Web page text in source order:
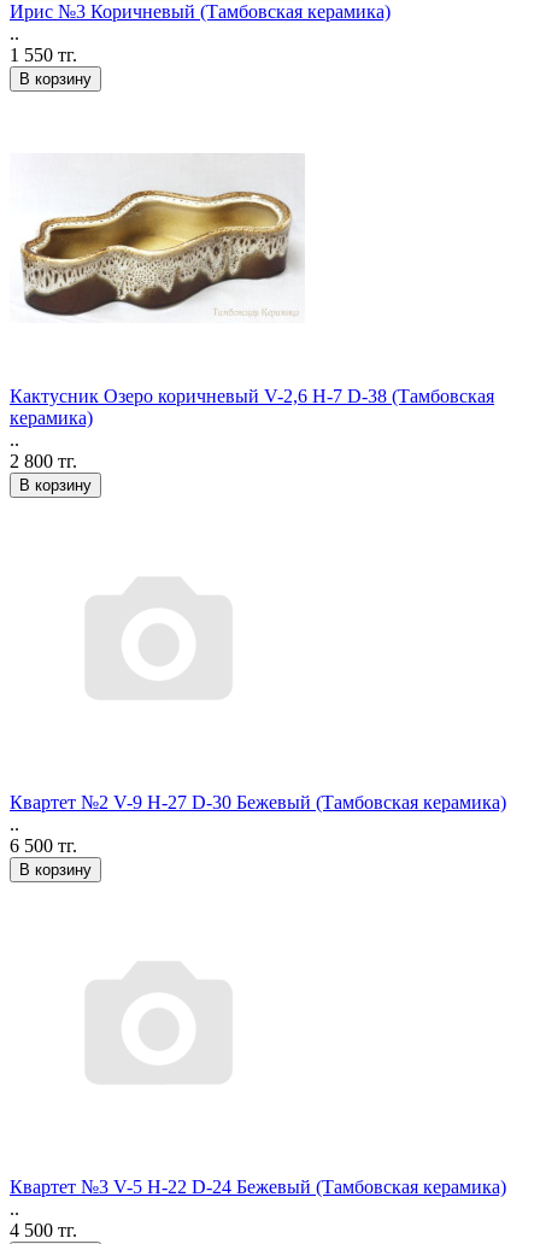
Ирис №3 Коричневый (Тамбовская керамика)
..
1 550 тг.
В корзину
Кактусник Озеро коричневый V-2,6 H-7 D-38 (Тамбовская
керамика)
..
2 800 тг.
В корзину
Квартет №2 V-9 H-27 D-30 Бежевый (Тамбовская керамика)
..
6 500 тг.
В корзину
Квартет №3 V-5 H-22 D-24 Бежевый (Тамбовская керамика)
..
4 500 тг.